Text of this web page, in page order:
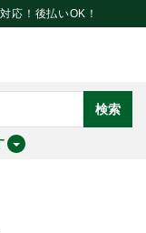
応！後払いOK！
検索